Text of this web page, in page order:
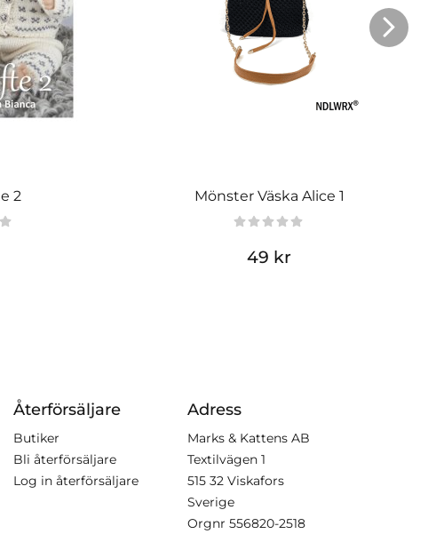
2 Mönster Väska Alice 1
49 kr
Återförsäljare
Butiker
Bli återförsäljare
Log in återförsäljare
Adress
Marks & Kattens AB
Textilvägen 1
515 32 Viskafors
Sverige
Orgnr 556820-2518